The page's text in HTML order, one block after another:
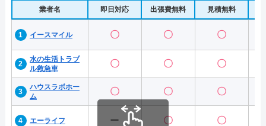
業者名 即日対応 出張費無料 見積無料
イースマイル 〇 〇 〇
水の生活トラブ
ル救急車
〇 〇 〇
ハウスラボホー
ム
〇 〇 〇
エーライフ ー 〇 〇